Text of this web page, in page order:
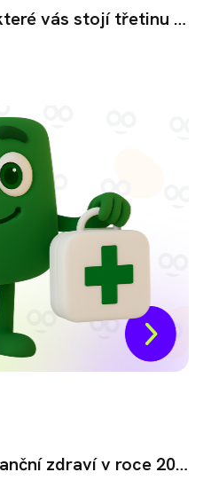
5 investičních omylů, které vás stojí třetinu majetku. Děláte je také?
Jak se starat o své finanční zdraví v roce 2026